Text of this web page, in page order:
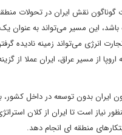
نقش ایران در تحولات
باشد، این مسیر می‌تواند به
انرژی می‌تواند زمینه‌ نادیده
از مسیر عراق، ایران عملا از
ایران بدون توسعه در داخل
نیاز است تا ایران از کلان
منطقه ای انجام دهد.